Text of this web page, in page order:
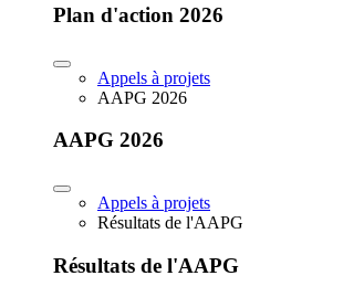
Plan d'action 2026
Appels à projets
AAPG 2026
AAPG 2026
Appels à projets
Résultats de l'AAPG
Résultats de l'AAPG